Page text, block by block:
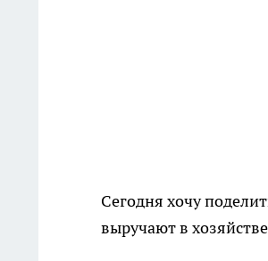
Сегодня хочу
выручают в